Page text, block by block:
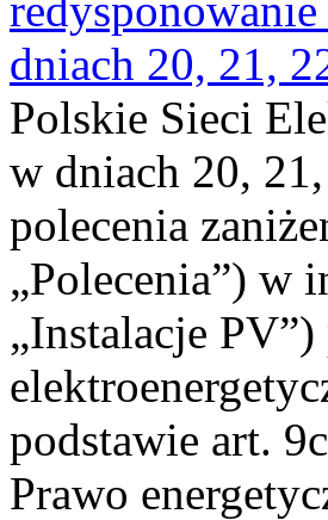
dniach 20, 21,
Polskie Sieci
w dniach 20,
polecenia
„Polecenia”) w
„Instalacje
podstawie art.
Prawo